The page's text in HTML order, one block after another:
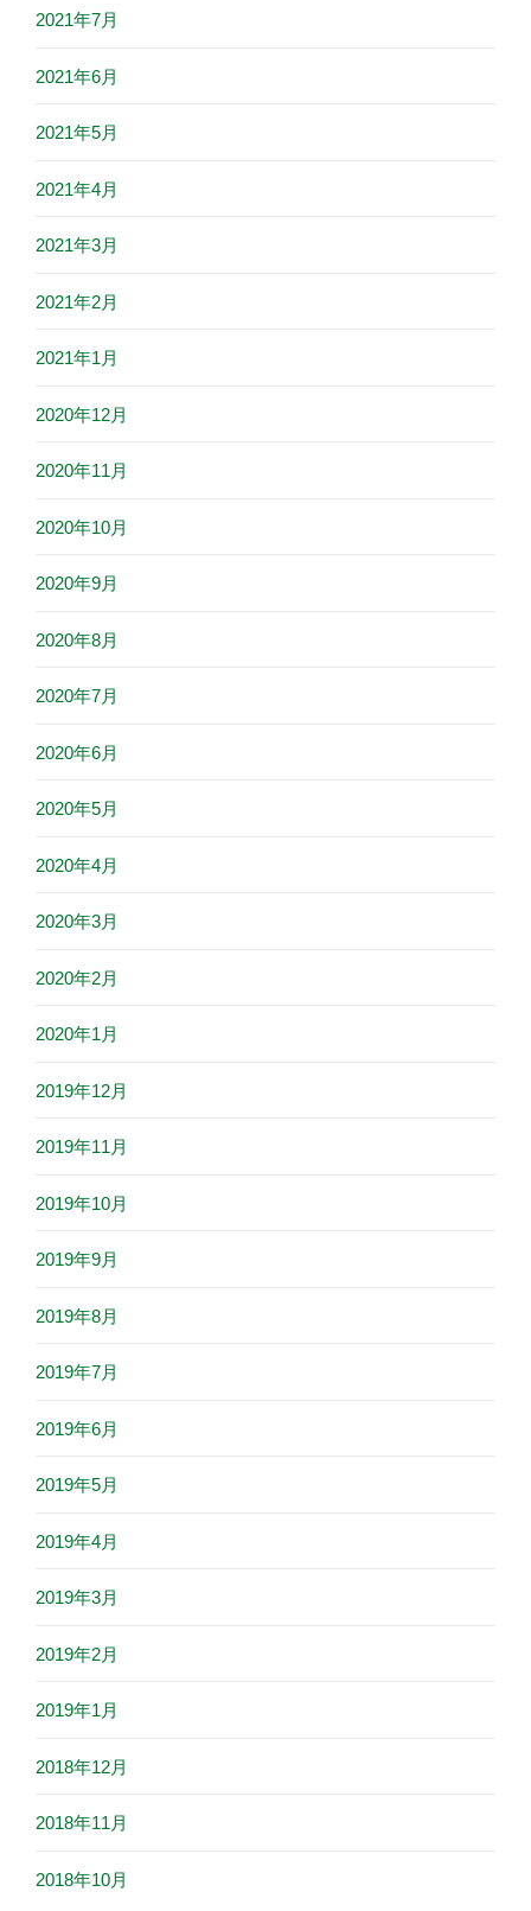
2021年7月
2021年6月
2021年5月
2021年4月
2021年3月
2021年2月
2021年1月
2020年12月
2020年11月
2020年10月
2020年9月
2020年8月
2020年7月
2020年6月
2020年5月
2020年4月
2020年3月
2020年2月
2020年1月
2019年12月
2019年11月
2019年10月
2019年9月
2019年8月
2019年7月
2019年6月
2019年5月
2019年4月
2019年3月
2019年2月
2019年1月
2018年12月
2018年11月
2018年10月